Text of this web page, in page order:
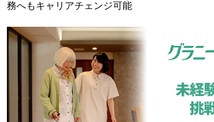
務へもキャリアチェンジ可能